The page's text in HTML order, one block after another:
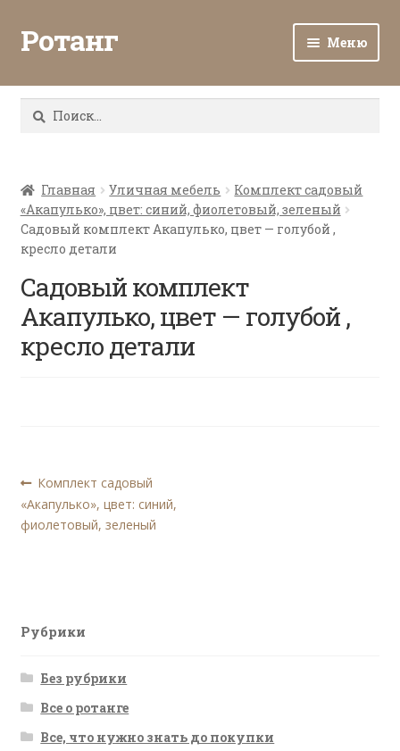
Ротанг Меню
Каталог
Все о ротанге
Контакты
Найти:
Главная Уличная мебель
Комплект садовый
«Акапулько», цвет: синий, фиолетовый, зеленый
Садовый комплект Акапулько, цвет — голубой ,
кресло детали
Садовый комплект
Акапулько, цвет — голубой ,
кресло детали
Навигация
по
Предыдущая
запись:
Комплект садовый
«Акапулько», цвет: синий,
фиолетовый, зеленый
Рубрики
Без рубрики
Все о ротанге
Все, что нужно знать до покупки